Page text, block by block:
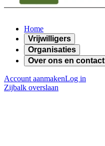
Home
Vrijwilligers
Organisaties
Over ons en contact
Account aanmakenLog in
Zijbalk overslaan